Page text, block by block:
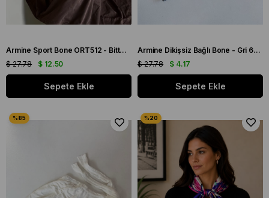
Armine Sport Bone ORT512 - Bitter 41264
$ 12.50
$ 27.78
Sepete Ekle
Armine Dikişsiz Bağlı Bone - Gri 680 - 41270
$ 4.17
$ 27.78
Sepete Ekle